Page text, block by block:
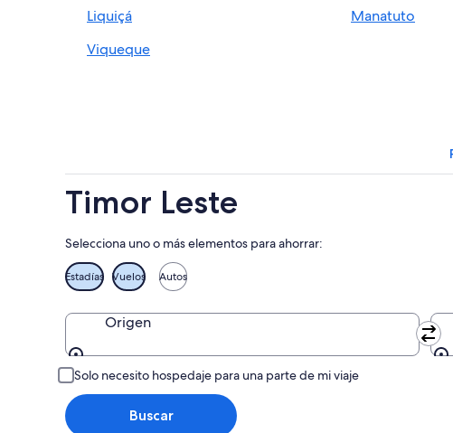
Liquiçá
Manatuto
Viqueque
Timor Leste
Selecciona uno o más elementos para ahorrar:
Estadías Vuelos Autos
Origen
Solo necesito hospedaje para una parte de mi viaje
Buscar